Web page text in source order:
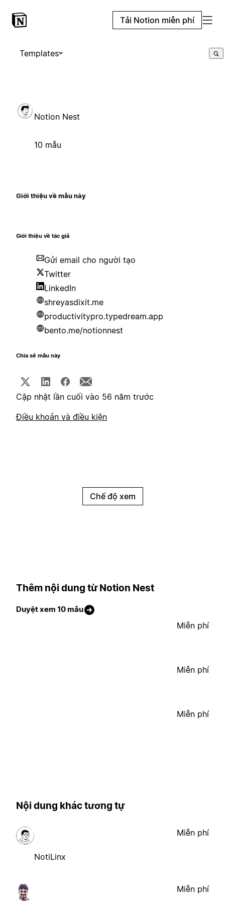
Tải Notion miễn phí
Templates
Notion Nest
10 mẫu
Giới thiệu về mẫu này
Giới thiệu về tác giả
Gửi email cho người tạo
Twitter
LinkedIn
shreyasdixit.me
productivitypro.typedream.app
bento.me/notionnest
Chia sẻ mẫu này
Cập nhật lần cuối vào 56 năm trước
Điều khoản và điều kiện
Chế độ xem
Thêm nội dung từ Notion Nest
Duyệt xem 10 mẫu
Miễn phí
Miễn phí
Miễn phí
Nội dung khác tương tự
NotiLinx
Miễn phí
Miễn phí